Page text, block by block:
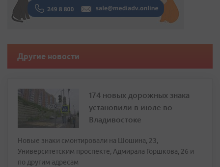
Другие новости
174 новых дорожных знака
установили в июле во
Владивостоке
Новые знаки смонтировали на Шошина, 23,
Университетским проспекте, Адмирала Горшкова, 26 и
по другим адресам